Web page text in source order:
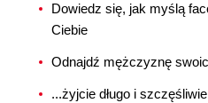
Dowiedz się, jak myślą
Ciebie
Odnajdź mężczyznę
...żyjcie długo i szczęśliwie